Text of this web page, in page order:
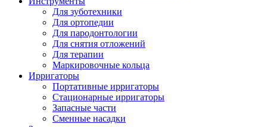
Для зуботехники
Для ортопедии
Для пародонтологии
Для снятия отложений
Для терапии
Маркировочные кольца
Ирригаторы
Портативные ирригаторы
Стационарные ирригаторы
Запасные части
Сменные насадки